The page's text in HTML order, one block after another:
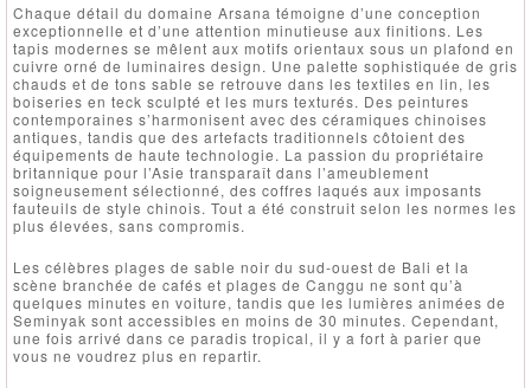
Chaque détail du domaine Arsana témoigne d’une conception
exceptionnelle et d’une attention minutieuse aux finitions. Les
tapis modernes se mêlent aux motifs orientaux sous un plafond en
cuivre orné de luminaires design. Une palette sophistiquée de gris
chauds et de tons sable se retrouve dans les textiles en lin, les
boiseries en teck sculpté et les murs texturés. Des peintures
contemporaines s’harmonisent avec des céramiques chinoises
antiques, tandis que des artefacts traditionnels côtoient des
équipements de haute technologie. La passion du propriétaire
britannique pour l’Asie transparaît dans l’ameublement
soigneusement sélectionné, des coffres laqués aux imposants
fauteuils de style chinois. Tout a été construit selon les normes les
plus élevées, sans compromis.
Les célèbres plages de sable noir du sud-ouest de Bali et la
scène branchée de cafés et plages de Canggu ne sont qu’à
quelques minutes en voiture, tandis que les lumières animées de
Seminyak sont accessibles en moins de 30 minutes. Cependant,
une fois arrivé dans ce paradis tropical, il y a fort à parier que
vous ne voudrez plus en repartir.